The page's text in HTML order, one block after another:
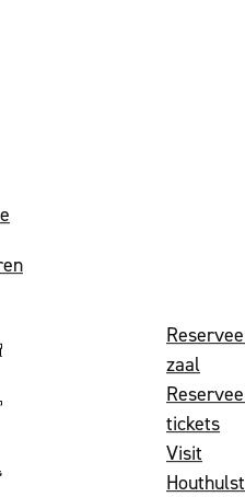
zaal
tickets
Visit
Houthulst